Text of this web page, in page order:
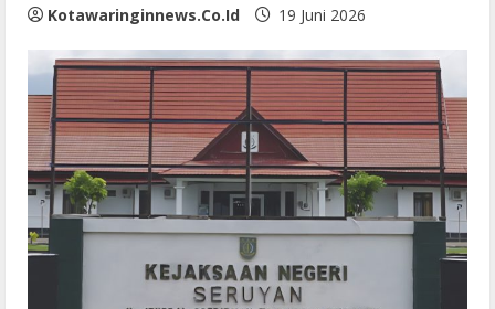
Kotawaringinnews.co.id 19 Juni 2026